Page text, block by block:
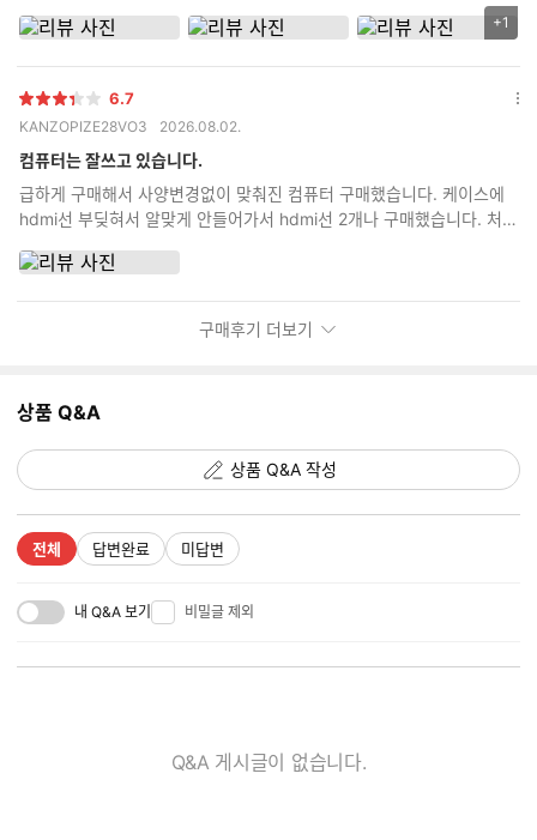
리
갯
수
+1
별
점
6.7
KANZOPIZE28VO3 2026.08.02.
컴퓨터는 잘쓰고 있습니다.
급하게 구매해서 사양변경없이 맞춰진 컴퓨터 구매했습니다. 케이스에
hdmi선 부딪혀서 알맞게 안들어가서 hdmi선 2개나 구매했습니다. 처음
꺼우면 케이스에 부딪혀서 안들어간다고 안내라도 해주세요.
옵
구매후기 더보기
상품 Q&A
상품 Q&A 작성
전체 답변완료 미답변
내 Q&A 보기 비밀글 제외
Q&A 게시글이 없습니다.